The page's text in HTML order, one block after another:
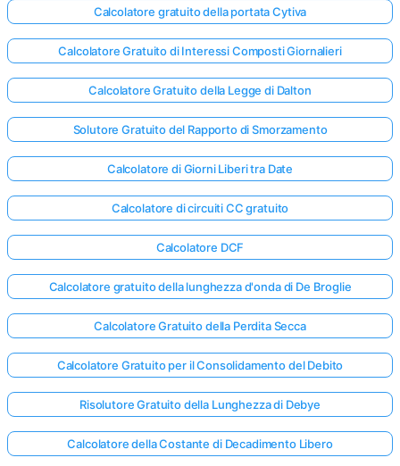
Calcolatore gratuito della portata Cytiva
Calcolatore Gratuito di Interessi Composti Giornalieri
Calcolatore Gratuito della Legge di Dalton
Solutore Gratuito del Rapporto di Smorzamento
Calcolatore di Giorni Liberi tra Date
Calcolatore di circuiti CC gratuito
Calcolatore DCF
Calcolatore gratuito della lunghezza d'onda di De Broglie
Calcolatore Gratuito della Perdita Secca
Calcolatore Gratuito per il Consolidamento del Debito
Risolutore Gratuito della Lunghezza di Debye
Calcolatore della Costante di Decadimento Libero